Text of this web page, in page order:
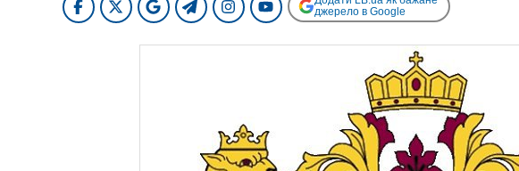
джерело в Google